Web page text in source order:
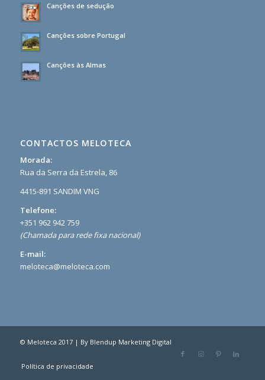
Canções de sedução
Canções sobre Portugal
Canções às Almas
CONTACTOS MELOTECA
Morada:
Rua da Serra da Estrela, 86
4415-891 SANDIM VNG
Telefone:
+351 962 942 759
(Chamada para rede fixa nacional)
E-mail:
meloteca@meloteca.com
© Meloteca 2017 | By Blendup Marketing Digital
Política de privacidade